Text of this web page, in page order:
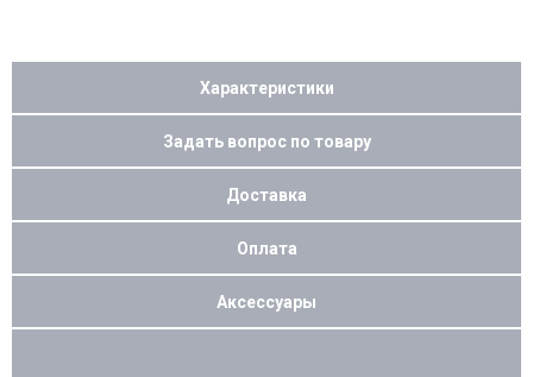
Характеристики
Задать вопрос по товару
Доставка
Оплата
Аксессуары